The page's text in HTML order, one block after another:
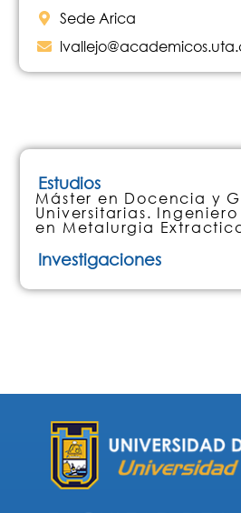
Sede Arica
Estudios
Máster en Docencia y
Universitarias.
en Metalurgia
Investigaciones